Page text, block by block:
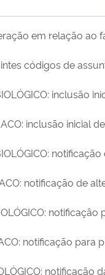
em relação ao
códigos de
: inclusão i
: inclusão inicial
: n
: notificação de
: notificação
: notificação para
: notificação